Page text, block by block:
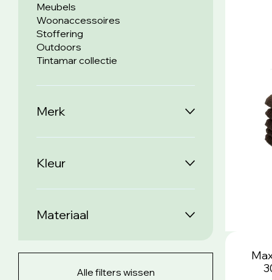
Meubels
Woonaccessoires
Stoffering
Outdoors
Tintamar collectie
Merk
Kleur
Materiaal
Alle filters wissen